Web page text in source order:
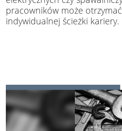
pracowników może
indywidualnej ścieżki kariery.